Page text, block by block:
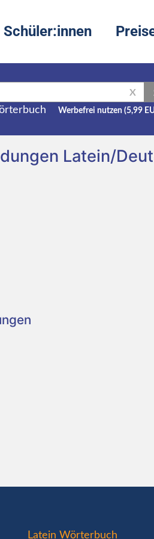
Schüler:innen
X
Werbefrei nutzen (5,99
Latein/
Latein Wörterbuch